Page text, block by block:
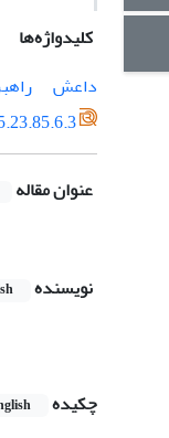
کلیدواژه‌ها
داعش
عنوان مقاله
نویسنده
چکیده